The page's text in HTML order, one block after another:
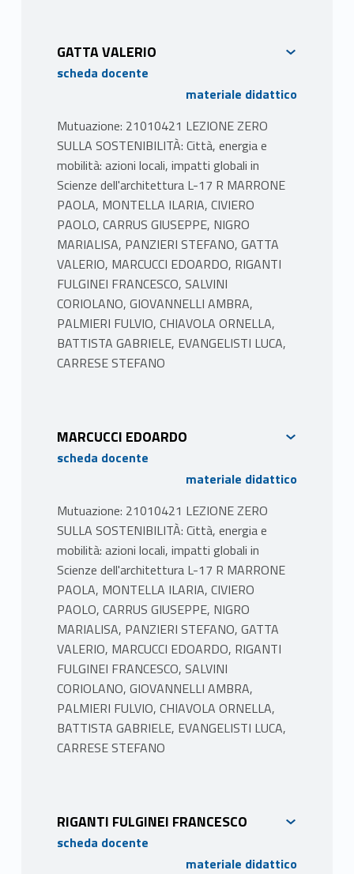
GATTA VALERIO
scheda docente
materiale didattico
Mutuazione: 21010421 LEZIONE ZERO
SULLA SOSTENIBILITÀ: Città, energia e
mobilità: azioni locali, impatti globali in
Scienze dell'architettura L-17 R MARRONE
PAOLA, MONTELLA ILARIA, CIVIERO
PAOLO, CARRUS GIUSEPPE, NIGRO
MARIALISA, PANZIERI STEFANO, GATTA
VALERIO, MARCUCCI EDOARDO, RIGANTI
FULGINEI FRANCESCO, SALVINI
CORIOLANO, GIOVANNELLI AMBRA,
PALMIERI FULVIO, CHIAVOLA ORNELLA,
BATTISTA GABRIELE, EVANGELISTI LUCA,
CARRESE STEFANO
MARCUCCI EDOARDO
scheda docente
materiale didattico
Mutuazione: 21010421 LEZIONE ZERO
SULLA SOSTENIBILITÀ: Città, energia e
mobilità: azioni locali, impatti globali in
Scienze dell'architettura L-17 R MARRONE
PAOLA, MONTELLA ILARIA, CIVIERO
PAOLO, CARRUS GIUSEPPE, NIGRO
MARIALISA, PANZIERI STEFANO, GATTA
VALERIO, MARCUCCI EDOARDO, RIGANTI
FULGINEI FRANCESCO, SALVINI
CORIOLANO, GIOVANNELLI AMBRA,
PALMIERI FULVIO, CHIAVOLA ORNELLA,
BATTISTA GABRIELE, EVANGELISTI LUCA,
CARRESE STEFANO
RIGANTI FULGINEI FRANCESCO
scheda docente
materiale didattico